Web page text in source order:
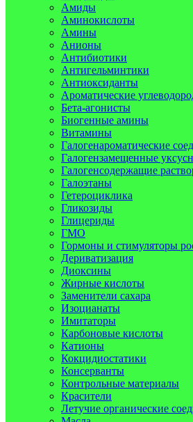
Амиды
Аминокислоты
Амины
Анионы
Антибиотики
Антигельминтики
Антиоксиданты
Ароматические
Бета-агонисты
Биогенные амины
Витамины
Галогенароматические
Галогензамещенные
Галогенсодержащие
Галоэтаны
Гетероциклика
Гликозиды
Глицериды
ГМО
Гормоны и стимуляторы
Дериватизация
Диоксины
Жирные кислоты
Заменители сахара
Изоцианаты
Имитаторы
Карбоновые кислоты
Катионы
Кокцидиостатики
Консерванты
Контрольные материалы
Красители
Летучие органические